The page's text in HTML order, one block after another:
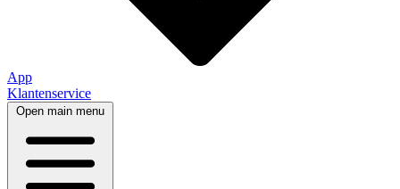
App
Klantenservice
Open main menu